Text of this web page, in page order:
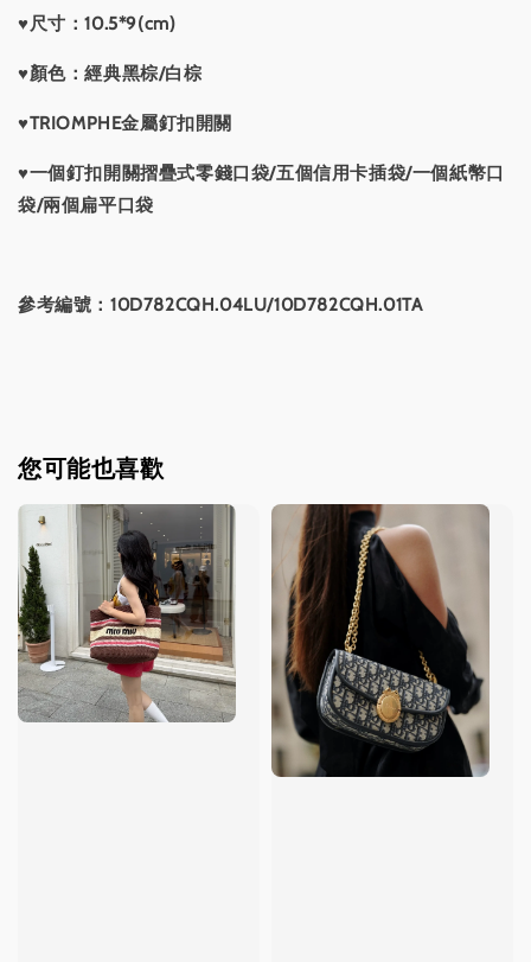
♥尺寸：10.5*9(cm)
♥顏色：經典黑棕/白棕
♥TRIOMPHE金屬釘扣開關
♥一個釘扣開關摺疊式零錢口袋/五個信用卡插袋/一個紙幣口
袋/兩個扁平口袋
參考編號：10D782CQH.04LU/10D782CQH.01TA
您可能也喜歡